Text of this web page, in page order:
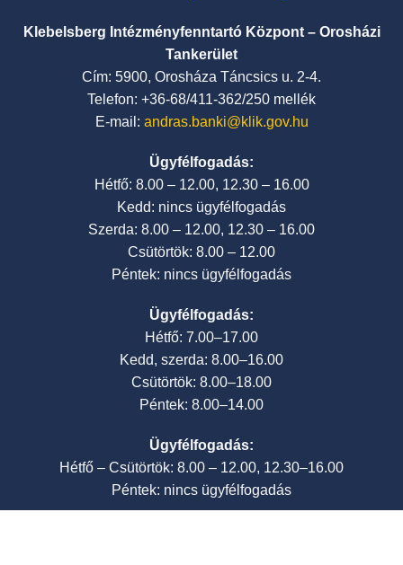
Klebelsberg Intézményfenntartó Központ – Orosházi
Tankerület
Cím: 5900, Orosháza Táncsics u. 2-4.
Telefon: +36-68/411-362/250 mellék
E-mail: andras.banki@klik.gov.hu
Ügyfélfogadás:
Hétfő: 8.00 – 12.00, 12.30 – 16.00
Kedd: nincs ügyfélfogadás
Szerda: 8.00 – 12.00, 12.30 – 16.00
Csütörtök: 8.00 – 12.00
Péntek: nincs ügyfélfogadás
Ügyfélfogadás:
Hétfő: 7.00–17.00
Kedd, szerda: 8.00–16.00
Csütörtök: 8.00–18.00
Péntek: 8.00–14.00
Ügyfélfogadás:
Hétfő – Csütörtök: 8.00 – 12.00, 12.30–16.00
Péntek: nincs ügyfélfogadás